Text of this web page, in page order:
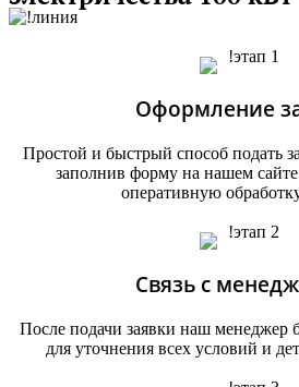
Оформление
Простой и быстрый способ подать
заполнив форму на нашем
оперативную
Связь с
После подачи заявки наш менеджер
для уточнения всех условий и